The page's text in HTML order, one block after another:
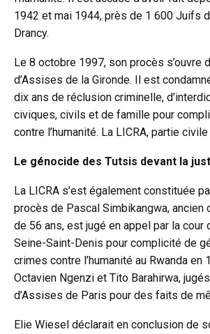
1942 et mai 1944, près de 1 600 Juifs
Drancy.
Le 8 octobre 1997, son procès s’ouvre
d’Assises de la Gironde. Il est
dix ans de réclusion criminelle,
civiques, civils et de famille pour
contre l’humanité. La LICRA, partie
Le génocide des Tutsis devant la
La LICRA s’est également constituée
procès de Pascal Simbikangwa, ancien
de 56 ans, est jugé en appel par la cour
Seine-Saint-Denis pour complicité de
crimes contre l’humanité au Rwanda en
Octavien Ngenzi et Tito Barahirwa,
d’Assises de Paris pour des faits de
Elie Wiesel déclarait en conclusion de